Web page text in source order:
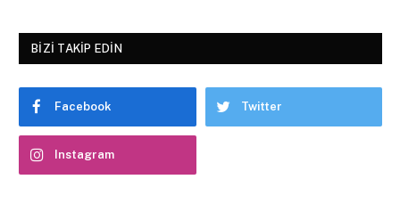
BIZI TAKIP EDIN
Facebook Twitter
Instagram